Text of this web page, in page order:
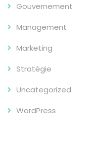
Gouvernement
Management
Marketing
Stratégie
Uncategorized
WordPress